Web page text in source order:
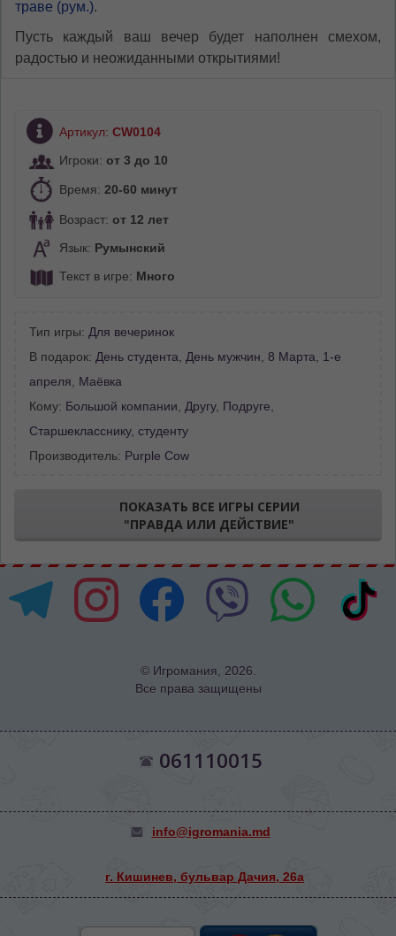
траве (рум.).
Пусть каждый ваш вечер будет наполнен смехом,
радостью и неожиданными открытиями!
Артикул: CW0104
Игроки: от 3 до 10
Время: 20-60 минут
Возраст: от 12 лет
Язык: Румынский
Текст в игре: Много
Тип игры: Для вечеринок
В подарок: День студента День мужчин 8 Марта
1-е
апреля
Маёвка
Кому: Большой компании Другу, Подруге
Старшекласснику, студенту
Производитель: Purple Cow
ПОКАЗАТЬ ВСЕ ИГРЫ СЕРИИ
"ПРАВДА ИЛИ ДЕЙСТВИЕ"
© Игромания, 2026.
Все права защищены
061110015
info@igromania.md
г. Кишинев, бульвар Дачия, 26а